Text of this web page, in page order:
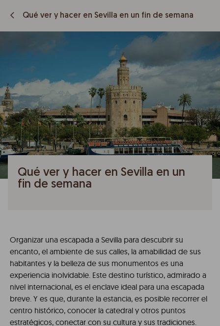
Qué ver y hacer en Sevilla en un fin de semana
Qué ver y hacer en Sevilla en un
fin de semana
Organizar una escapada a Sevilla para descubrir su
encanto, el ambiente de sus calles, la amabilidad de sus
habitantes y la belleza de sus monumentos es una
experiencia inolvidable. Este destino turístico, admirado a
nivel internacional, es el enclave ideal para una escapada
breve. Y es que, durante la estancia, es posible recorrer el
centro histórico, conocer la catedral y otros puntos
estratégicos, conectar con su cultura y sus tradiciones.